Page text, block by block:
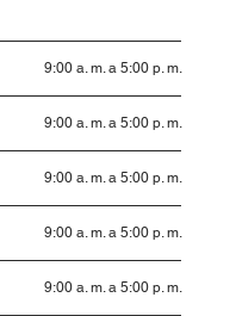
9:00 a. m. a 5:00 p. m.
9:00 a. m. a 5:00 p. m.
9:00 a. m. a 5:00 p. m.
9:00 a. m. a 5:00 p. m.
9:00 a. m. a 5:00 p. m.